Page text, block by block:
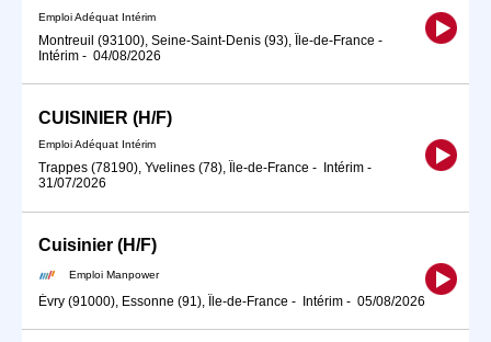
Emploi Adéquat Intérim
Montreuil (93100), Seine-Saint-Denis (93), Île-de-France -
Intérim - 04/08/2026
CUISINIER (H/F)
Emploi Adéquat Intérim
Trappes (78190), Yvelines (78), Île-de-France - Intérim -
31/07/2026
Cuisinier (H/F)
Emploi Manpower
Évry (91000), Essonne (91), Île-de-France - Intérim - 05/08/2026